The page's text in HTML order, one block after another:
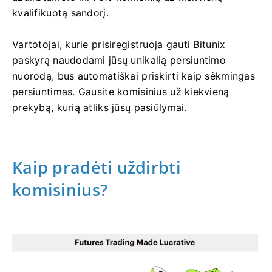
kvalifikuotą sandorį.
Vartotojai, kurie prisiregistruoja gauti Bitunix
paskyrą naudodami jūsų unikalią persiuntimo
nuorodą, bus automatiškai priskirti kaip sėkmingas
persiuntimas. Gausite komisinius už kiekvieną
prekybą, kurią atliks jūsų pasiūlymai.
Kaip pradėti uždirbti
komisinius?